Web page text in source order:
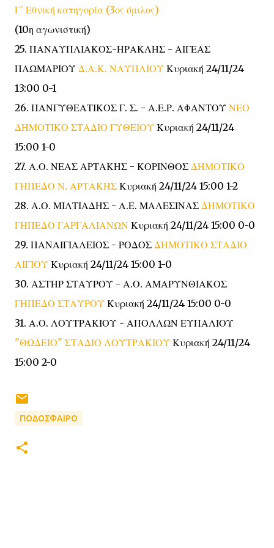
Γ΄ Εθνική κατηγορία (3ος όμιλος)
(10η αγωνιστική)
25. ΠΑΝΑΥΠΛΙΑΚΟΣ-ΗΡΑΚΛΗΣ - ΑΙΓΕΑΣ
ΠΛΩΜΑΡΙΟΥ Δ.Α.Κ. ΝΑΥΠΛΙΟΥ Κυριακή 24/11/24
13:00 0-1
26. ΠΑΝΓΥΘΕΑΤΙΚΟΣ Γ. Σ. - Α.Ε.Ρ. ΑΦΑΝΤΟΥ ΝΕΟ
ΔΗΜΟΤΙΚΟ ΣΤΑΔΙΟ ΓΥΘΕΙΟΥ Κυριακή 24/11/24
15:00 1-0
27. Α.Ο. ΝΕΑΣ ΑΡΤΑΚΗΣ - ΚΟΡΙΝΘΟΣ ΔΗΜΟΤΙΚΟ
ΓΗΠΕΔΟ Ν. ΑΡΤΑΚΗΣ Κυριακή 24/11/24 15:00 1-2
28. Α.Ο. ΜΙΛΤΙΑΔΗΣ - Α.Ε. ΜΑΛΕΣΙΝΑΣ ΔΗΜΟΤΙΚΟ
ΓΗΠΕΔΟ ΓΑΡΓΑΛΙΑΝΩΝ Κυριακή 24/11/24 15:00 0-0
29. ΠΑΝΑΙΓΙΑΛΕΙΟΣ - ΡΟΔΟΣ ΔΗΜΟΤΙΚΟ ΣΤΑΔΙΟ
ΑΙΓΙΟΥ Κυριακή 24/11/24 15:00 1-0
30. ΑΣΤΗΡ ΣΤΑΥΡΟΥ - Α.Ο. ΑΜΑΡΥΝΘΙΑΚΟΣ
ΓΗΠΕΔΟ ΣΤΑΥΡΟΥ Κυριακή 24/11/24 15:00 0-0
31. Α.Ο. ΛΟΥΤΡΑΚΙΟΥ - ΑΠΟΛΛΩΝ ΕΥΠΑΛΙΟΥ
"ΘΩΔΕΙΟ" ΣΤΑΔΙΟ ΛΟΥΤΡΑΚΙΟΥ Κυριακή 24/11/24
15:00 2-0
ΠΟΔΟΣΦΑΙΡΟ